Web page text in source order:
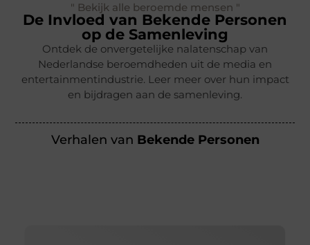
" Bekijk alle beroemde mensen "
De Invloed van Bekende Personen
op de Samenleving
Ontdek de onvergetelijke nalatenschap van
Nederlandse beroemdheden uit de media en
entertainmentindustrie. Leer meer over hun impact
en bijdragen aan de samenleving.
Verhalen van Bekende Personen